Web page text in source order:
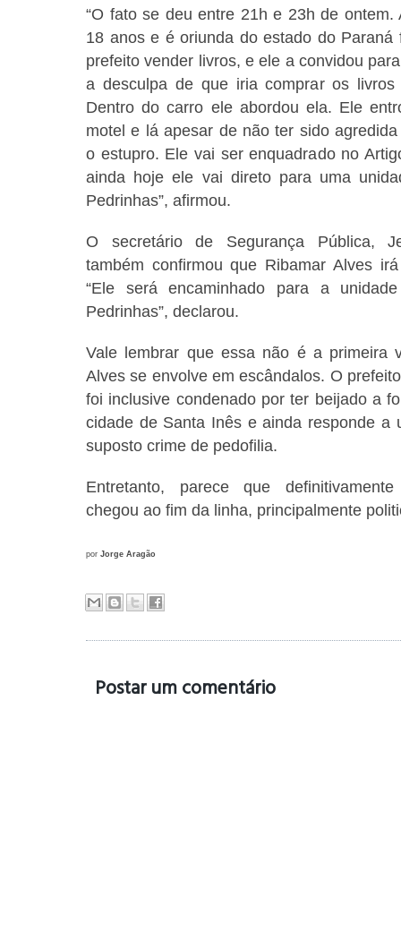
“O fato se deu entre 21h e 23h de ontem.
18 anos e é oriunda do estado do
prefeito vender livros, e ele a convidou
a desculpa de que iria comprar os
Dentro do carro ele abordou ela. Ele
motel e lá apesar de não ter sido
o estupro. Ele vai ser enquadrado no
ainda hoje ele vai direto para uma
Pedrinhas”, afirmou.
O secretário de Segurança Pública,
também confirmou que Ribamar Alves
“Ele será encaminhado para a
Pedrinhas”, declarou.
Vale lembrar que essa não é a primeira
Alves se envolve em escândalos. O
foi inclusive condenado por ter beijado a
cidade de Santa Inês e ainda responde a
suposto crime de pedofilia.
Entretanto, parece que
chegou ao fim da linha, principalmente
por Jorge Aragão
Postar um comentário